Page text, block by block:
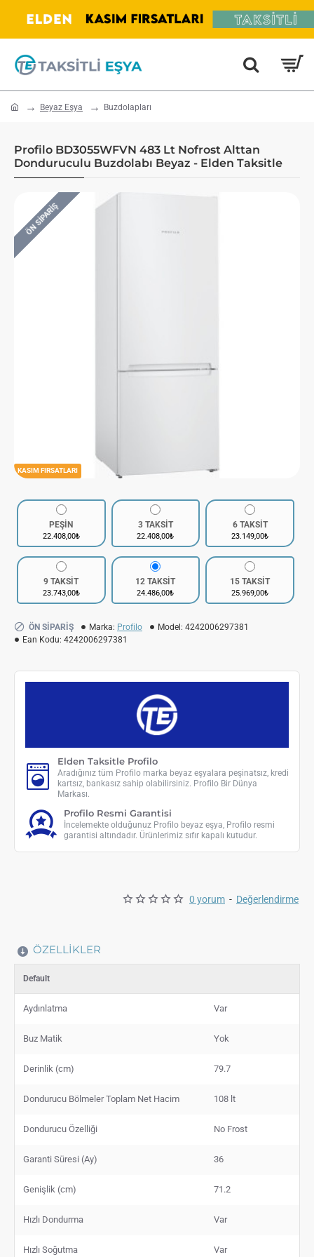
home Beyaz Eşya Buzdolapları
Profilo BD3055WFVN 483 Lt Nofrost Alttan
Donduruculu Buzdolabı Beyaz - Elden Taksitle
KASIM FIRSATLARI
ÖN SIPARIŞ
0 yorum - Değerlendirme
PEŞİN
22.408,00₺
3 TAKSİT
22.408,00₺
6 TAKSİT
23.149,00₺
9 TAKSİT
23.743,00₺
12 TAKSİT
24.486,00₺
15 TAKSİT
25.969,00₺
ÖN SIPARIŞ Marka: Profilo Model: 4242006297381
Ean Kodu: 4242006297381
Elden Taksitle Profilo
Aradığınız tüm Profilo marka beyaz eşyalara peşinatsız, kredi
kartsız, bankasız sahip olabilirsiniz. Profilo Bir Dünya
Markası.
Profilo Resmi Garantisi
İncelemekte olduğunuz Profilo beyaz eşya, Profilo resmi
garantisi altındadır. Ürünlerimiz sıfır kapalı kutudur.
ÖZELLIKLER
Default
Aydınlatma Var
Buz Matik Yok
Derinlik (cm) 79.7
Dondurucu Bölmeler Toplam Net Hacim 108 lt
Dondurucu Özelliği No Frost
Garanti Süresi (Ay) 36
Genişlik (cm) 71.2
Hızlı Dondurma Var
Hızlı Soğutma Var